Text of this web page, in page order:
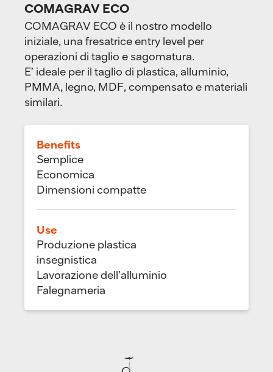
COMAGRAV ECO
COMAGRAV ECO è il nostro modello
iniziale, una fresatrice entry level per
operazioni di taglio e sagomatura.
E’ ideale per il taglio di plastica, alluminio,
PMMA, legno, MDF, compensato e materiali
similari.
Benefits
Semplice
Economica
Dimensioni compatte
Use
Produzione plastica
insegnistica
Lavorazione dell’alluminio
Falegnameria